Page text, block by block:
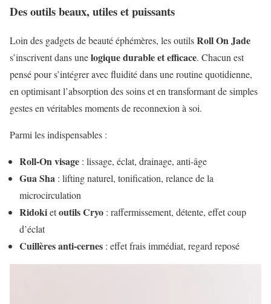
Des outils beaux, utiles et puissants
Loin des gadgets de beauté éphémères, les outilsRoll On Jade
s’inscrivent dans unelogique durable et efficace. Chacun est
pensé pour s’intégrer avec fluidité dans une routine quotidienne,
en optimisant l’absorption des soins et en transformant de simples
gestes en véritables moments de reconnexion à soi.
Parmi les indispensables :
Roll-On visage : lissage, éclat, drainage, anti-âge
Gua Sha : lifting naturel, tonification, relance de la
microcirculation
Ridokietoutils Cryo : raffermissement, détente, effet coup
d’éclat
Cuillères anti-cernes : effet frais immédiat, regard reposé